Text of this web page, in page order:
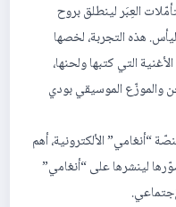
العِبَر لينطلق بروح
هذه التجربة، لخصها
التي كتبها ولحنها،
والموزّع الموسيقي بودي
“أنغامي” الألكترونية، أهم
لينشرها على “أنغامي”